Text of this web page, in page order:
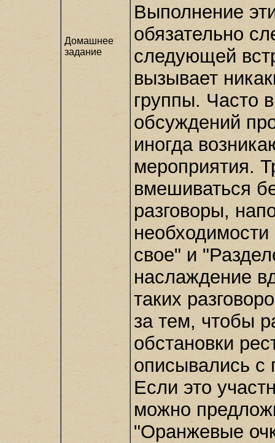
Домашнее
задание
Выполнение
обязательно
следующей
вызывает
группы. Часто
обсуждений
иногда
мероприятия.
вмешиваться
разговоры,
свое" и
наслаждение
таких
за тем, чтобы
обстановки
описывались с
Если это
можно
"Оранжевые